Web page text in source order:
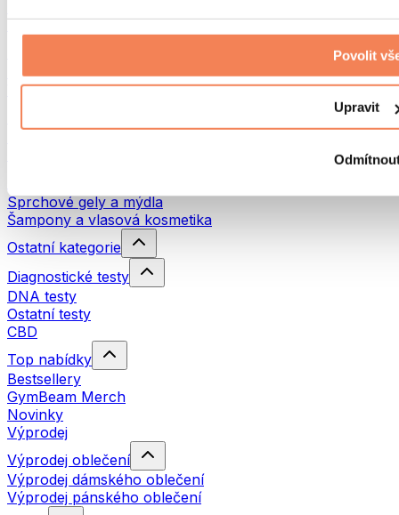
Povolit
Upravit
Turistika
Red Light Therapy
Vodní filtry a konvice
Sprchové gely a mýdla
Šampony a vlasová kosmetika
Ostatní kategorie
Diagnostické testy
DNA testy
Ostatní testy
CBD
Top nabídky
Bestsellery
GymBeam Merch
Novinky
Výprodej
Výprodej oblečení
Výprodej dámského oblečení
Výprodej pánského oblečení